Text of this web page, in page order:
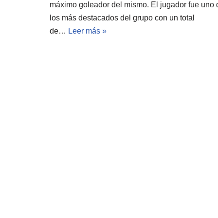
máximo goleador del mismo. El jugador fue uno
los más destacados del grupo con un total
de… Leer más »